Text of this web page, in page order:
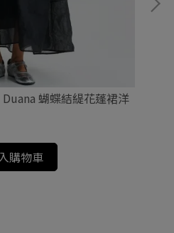
蝴蝶結緹花蓬裙洋
購物車